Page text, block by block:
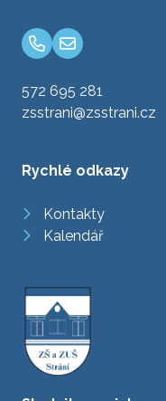
572 695 281
zsstrani@zsstrani.cz
Rychlé odkazy
Kontakty
Kalendář